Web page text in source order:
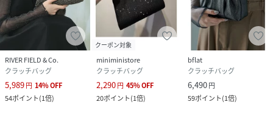
RIVER FIELD & Co.
クラッチバッグ
5,989円 14%OFF
54ポイント(1倍)
クーポン対象
miniministore
クラッチバッグ
2,290円 45%OFF
20ポイント(1倍)
bflat
クラッチバッグ
6,490円
59ポイント(1倍)